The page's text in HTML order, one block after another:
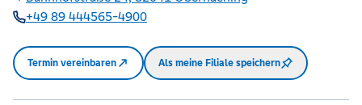
+49 89 444565-4900
Termin vereinbaren Als meine Filiale speichern